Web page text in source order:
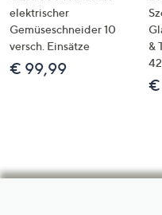
elektrischer
Gemüseschneider 10
versch. Einsätze
€ 99,99
&
€